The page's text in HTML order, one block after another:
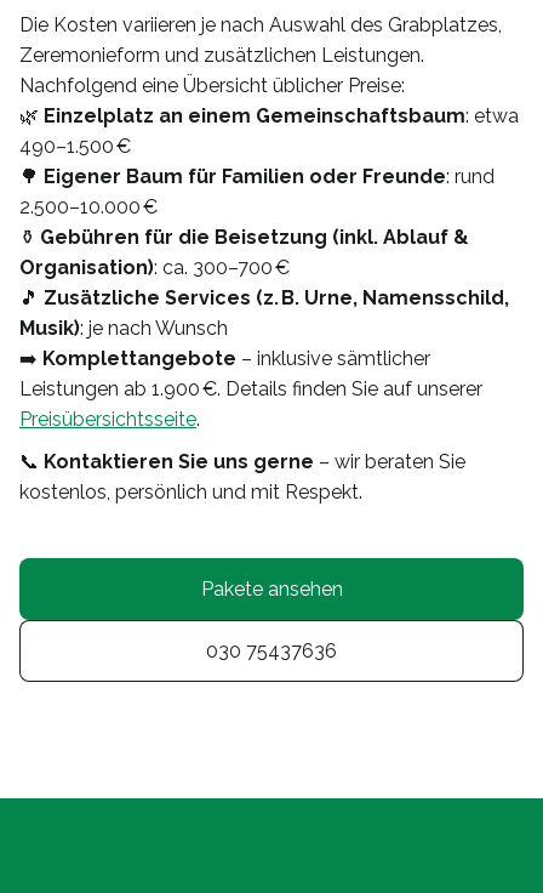
Die Kosten variieren je nach Auswahl des Grabplatzes,
Zeremonieform und zusätzlichen Leistungen.
Nachfolgend eine Übersicht üblicher Preise:
🌿 Einzelplatz an einem Gemeinschaftsbaum: etwa
490–1.500 €
🌳 Eigener Baum für Familien oder Freunde: rund
2.500–10.000 €
⚱️ Gebühren für die Beisetzung (inkl. Ablauf &
Organisation): ca. 300–700 €
🎵 Zusätzliche Services (z. B. Urne, Namensschild,
Musik): je nach Wunsch
➡️ Komplettangebote – inklusive sämtlicher
Leistungen ab 1.900 €. Details finden Sie auf unserer
Preisübersichtsseite.
📞 Kontaktieren Sie uns gerne – wir beraten Sie
kostenlos, persönlich und mit Respekt.
Pakete ansehen
030 75437636